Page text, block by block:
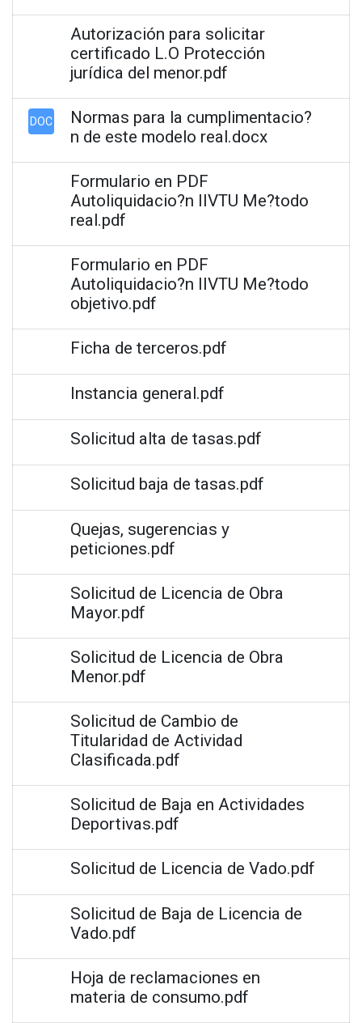
Autorización para solicitar
certificado L.O Protección
jurídica del menor.pdf
DOC
Normas para la cumplimentacio?
n de este modelo real.docx
Formulario en PDF
Autoliquidacio?n IIVTU Me?todo
real.pdf
Formulario en PDF
Autoliquidacio?n IIVTU Me?todo
objetivo.pdf
Ficha de terceros.pdf
Instancia general.pdf
Solicitud alta de tasas.pdf
Solicitud baja de tasas.pdf
Quejas, sugerencias y
peticiones.pdf
Solicitud de Licencia de Obra
Mayor.pdf
Solicitud de Licencia de Obra
Menor.pdf
Solicitud de Cambio de
Titularidad de Actividad
Clasificada.pdf
Solicitud de Baja en Actividades
Deportivas.pdf
Solicitud de Licencia de Vado.pdf
Solicitud de Baja de Licencia de
Vado.pdf
Hoja de reclamaciones en
materia de consumo.pdf